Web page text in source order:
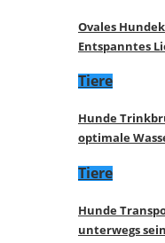
Ovales
Entspanntes
Tiere
Hunde
optimale
Tiere
Hunde
unterwegs sein